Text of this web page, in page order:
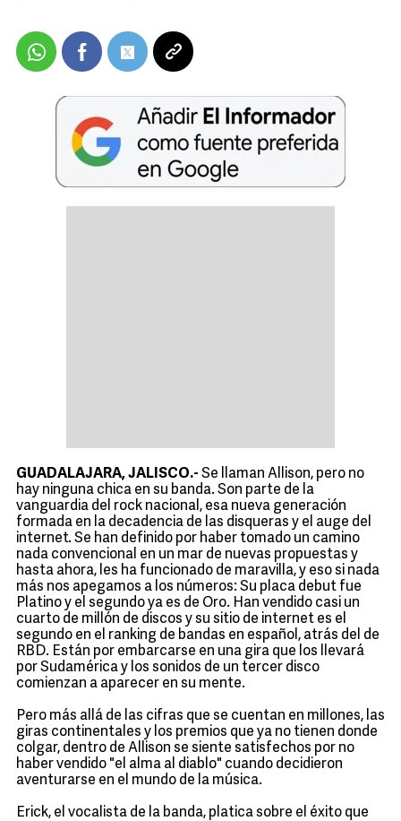
GUADALAJARA, JALISCO.- Se llaman Allison, pero no
hay ninguna chica en su banda. Son parte de la
vanguardia del rock nacional, esa nueva generación
formada en la decadencia de las disqueras y el auge del
internet. Se han definido por haber tomado un camino
nada convencional en un mar de nuevas propuestas y
hasta ahora, les ha funcionado de maravilla, y eso si nada
más nos apegamos a los números: Su placa debut fue
Platino y el segundo ya es de Oro. Han vendido casi un
cuarto de millón de discos y su sitio de internet es el
segundo en el ranking de bandas en español, atrás del de
RBD. Están por embarcarse en una gira que los llevará
por Sudamérica y los sonidos de un tercer disco
comienzan a aparecer en su mente.
Pero más allá de las cifras que se cuentan en millones, las
giras continentales y los premios que ya no tienen donde
colgar, dentro de Allison se siente satisfechos por no
haber vendido "el alma al diablo" cuando decidieron
aventurarse en el mundo de la música.
Erick, el vocalista de la banda, platica sobre el éxito que